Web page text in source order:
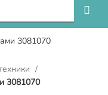
3081070